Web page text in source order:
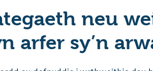
neu
arfer sy’n